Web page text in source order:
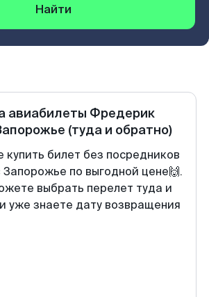
Найти
авиабилеты Фредерик
(туда и обратно)
билет без посредников
по выгодной цене🙌.
выбрать перелет туда и
уже знаете дату возвращения